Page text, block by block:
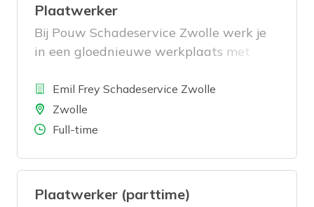
Plaatwerker
Bij Pouw Schadeservice Zwolle werk je
in een gloednieuwe werkplaats met
parttime of fulltime Plaatwerker zorg jij
dat iedere auto weer strak de weg op
gaat, precies zoals het hoort. Kom je ons
BedrijfEmil Frey Schadeservice Zwolle
LocatieZwolle
Aantal uren
Full-time
Plaatwerker (parttime)